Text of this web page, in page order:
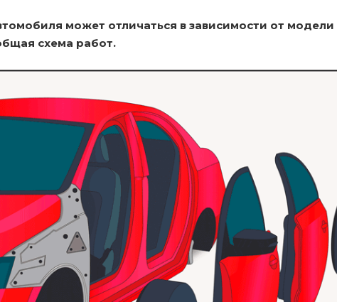
может отличаться в зависимости от модели
схема работ.